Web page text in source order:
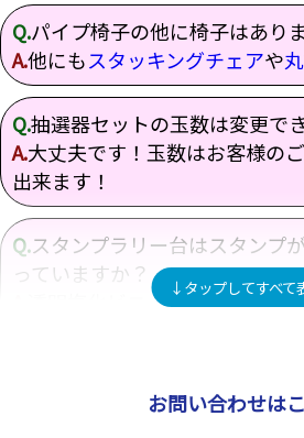
Q.パイプ椅子の他に椅子はあり
A.他にもスタッキングチェアや
Q.抽選器セットの玉数は変更で
A.大丈夫です！玉数はお客様の
出来ます！
Q.スタンプラリー台はスタンプ
っていますか？
透明塩化ビニールが敷いてあ
ガラポンセットだけ借りるこ
大丈夫です！商品はそれぞれ
お問い合わせは